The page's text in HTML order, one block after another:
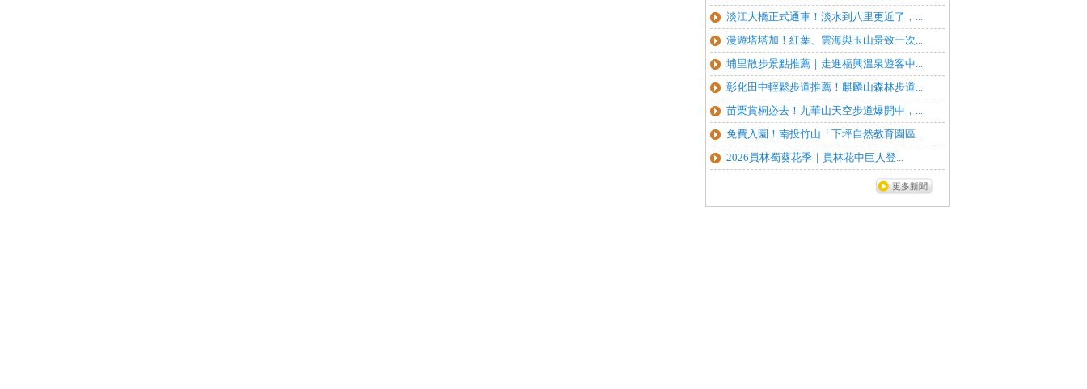
淡江大橋正式通車！淡水到八里更近了，...
漫遊塔塔加！紅葉、雲海與玉山景致一次...
埔里散步景點推薦｜走進福興溫泉遊客中...
彰化田中輕鬆步道推薦！麒麟山森林步道...
苗栗賞桐必去！九華山天空步道爆開中，...
免費入園！南投竹山「下坪自然教育園區...
2026員林蜀葵花季｜員林花中巨人登...
更多新聞